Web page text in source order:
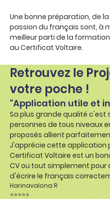
Une bonne préparation, de
passion du français sont, à
meilleur parti de la
au Certificat Voltaire.
Retrouvez le
votre poche !
"Application utile et
Sa plus grande qualité c'est
personnes de tous niveaux
proposés allient
J'apprécie cette application
Certificat Voltaire est un
CV ou tout simplement pour
d'écrire le français
Harinavalona R
⭐⭐⭐⭐⭐